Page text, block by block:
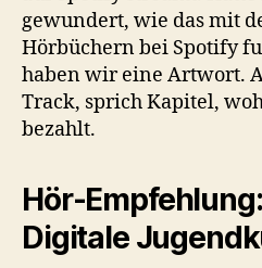
gewundert, wie das mit
Hörbüchern bei Spotify
haben wir eine Artwort.
Track, sprich Kapitel,
bezahlt.
Hör-
Digitale